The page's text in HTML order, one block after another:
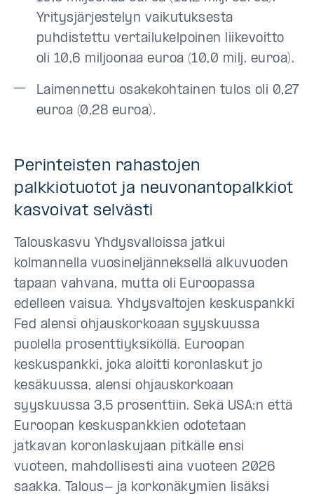
Yritysjärjestelyn vaikutuksesta
puhdistettu vertailukelpoinen liikevoitto
oli 10,6 miljoonaa euroa (10,0 milj. euroa).
Laimennettu osakekohtainen tulos oli 0,27
euroa (0,28 euroa).
Perinteisten rahastojen
palkkiotuotot ja neuvonantopalkkiot
kasvoivat selvästi
Talouskasvu Yhdysvalloissa jatkui
kolmannella vuosineljänneksellä alkuvuoden
tapaan vahvana, mutta oli Euroopassa
edelleen vaisua. Yhdysvaltojen keskuspankki
Fed alensi ohjauskorkoaan syyskuussa
puolella prosenttiyksiköllä. Euroopan
keskuspankki, joka aloitti koronlaskut jo
kesäkuussa, alensi ohjauskorkoaan
syyskuussa 3,5 prosenttiin. Sekä USA:n että
Euroopan keskuspankkien odotetaan
jatkavan koronlaskujaan pitkälle ensi
vuoteen, mahdollisesti aina vuoteen 2026
saakka. Talous- ja korkonäkymien lisäksi